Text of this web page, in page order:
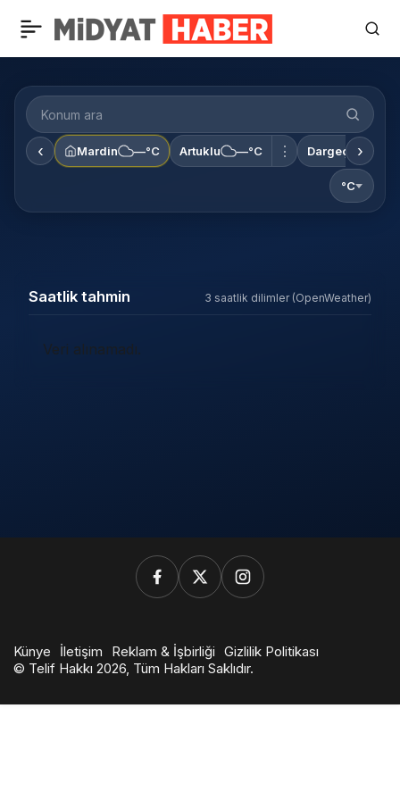
Konum
ara
‹ Mardin —°C Artuklu —°C ⋮ Dargeçit —°C
›
°C
Saatlik tahmin 3 saatlik dilimler (OpenWeather)
Veri alınamadı.
Künye İletişim Reklam & İşbirliği Gizlilik Politikası
© Telif Hakkı 2026, Tüm Hakları Saklıdır.